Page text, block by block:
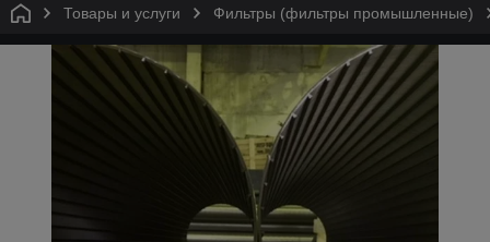
Товары и услуги Фильтры (фильтры промышленные)